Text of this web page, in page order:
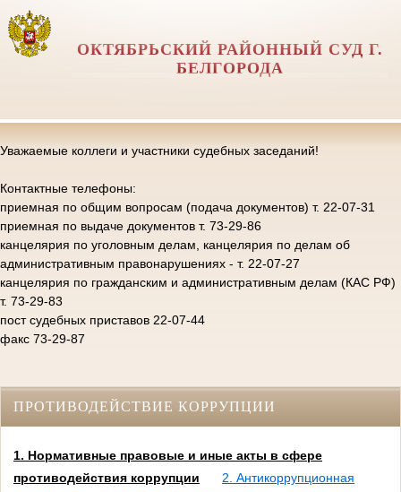
ОКТЯБРЬСКИЙ РАЙОННЫЙ СУД Г.
БЕЛГОРОДА
Уважаемые коллеги и участники судебных заседаний!
Контактные телефоны:
приемная по общим вопросам (подача документов) т. 22-07-31
приемная по выдаче документов т. 73-29-86
канцелярия по уголовным делам, канцелярия по делам об
административным правонарушениях - т. 22-07-27
канцелярия по гражданским и административным делам (КАС РФ)
т. 73-29-83
пост судебных приставов 22-07-44
факс 73-29-87
ПРОТИВОДЕЙСТВИЕ КОРРУПЦИИ
1. Нормативные правовые и иные акты в сфере
противодействия коррупции
2. Антикоррупционная